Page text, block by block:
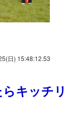
日) 15:48:12.53
キッチリ